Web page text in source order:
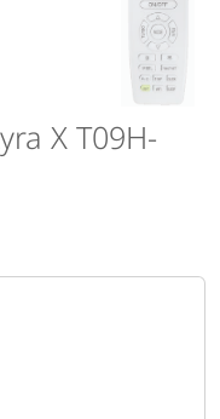
X T09H-